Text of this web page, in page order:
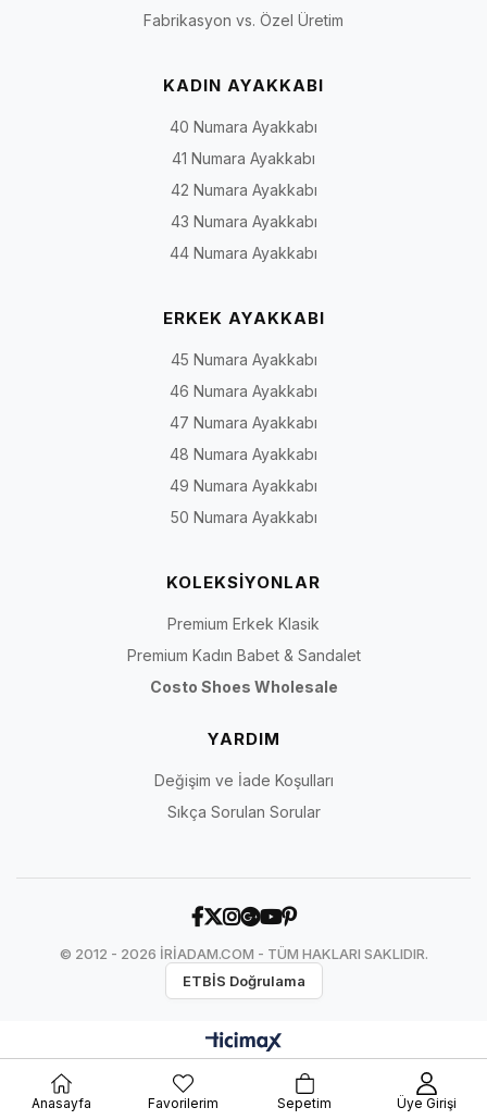
Fabrikasyon vs. Özel Üretim
KADIN AYAKKABI
40 Numara Ayakkabı
41 Numara Ayakkabı
42 Numara Ayakkabı
43 Numara Ayakkabı
44 Numara Ayakkabı
ERKEK AYAKKABI
45 Numara Ayakkabı
46 Numara Ayakkabı
47 Numara Ayakkabı
48 Numara Ayakkabı
49 Numara Ayakkabı
50 Numara Ayakkabı
KOLEKSİYONLAR
Premium Erkek Klasik
Premium Kadın Babet & Sandalet
Costo Shoes Wholesale
YARDIM
Değişim ve İade Koşulları
Sıkça Sorulan Sorular
© 2012 - 2026 İRİADAM.COM - TÜM HAKLARI SAKLIDIR.
ETBİS Doğrulama
Anasayfa Favorilerim Sepetim Üye Girişi